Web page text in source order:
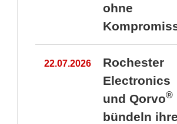
ohne
22.07.2026
Rochester
Electronics
und Qorvo®
bündeln ihre